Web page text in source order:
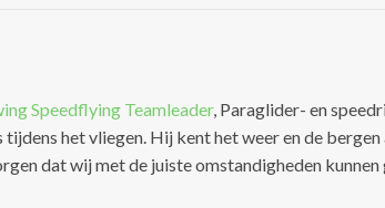
Speedflying Teamleader, Paraglider- en
tijdens het vliegen. Hij kent het weer en de bergen
dat wij met de juiste omstandigheden